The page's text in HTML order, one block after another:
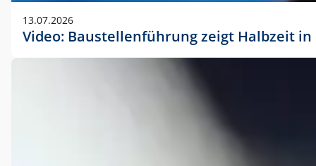
13.07.2026
Video: Baustellenführung zeigt Halbzeit